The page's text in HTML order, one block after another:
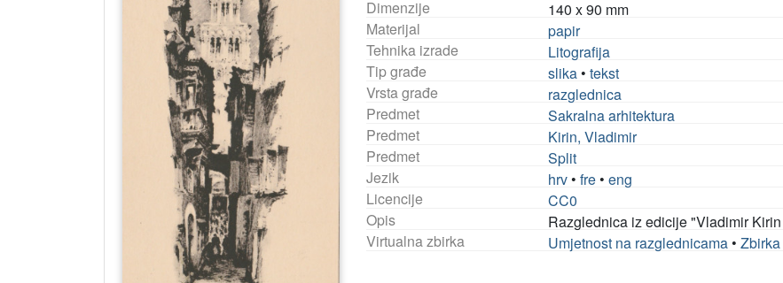
Dimenzije
140 x 90 mm
Materijal
papir
Tehnika izrade
Litografija
Tip građe
slika •tekst
Vrsta građe
razglednica
Predmet
Sakralna arhitektura
Predmet
Kirin, Vladimir
Predmet
Split
Jezik
hrv •fre •eng
Licencije
CC0
Opis
Razglednica iz edicije "Vladimir
Virtualna zbirka
Umjetnost na razglednicama •